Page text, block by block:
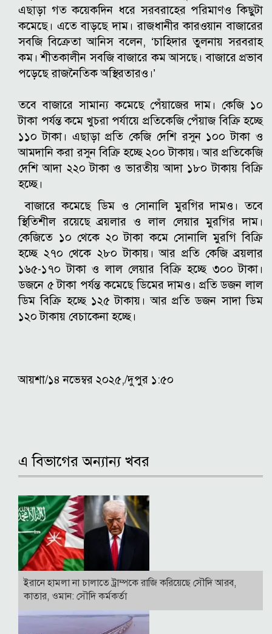
এছাড়া গত কয়েকদিন ধরে সরবরাহের পরিমাণও কিছুটা
কমেছে। এতে বাড়ছে দাম। রাজধানীর কারওয়ান বাজারের
সবজি বিক্রেতা আনিস বলেন, ‘চাহিদার তুলনায় সরবরাহ
কম। শীতকালীন সবজি বাজারে কম আসছে। বাজারে প্রভাব
পড়েছে রাজনৈতিক অস্থিরতারও।’
তবে বাজারে সামান্য কমেছে পেঁয়াজের দাম। কেজি ১০
টাকা পর্যন্ত কমে খুচরা পর্যায়ে প্রতিকেজি পেঁয়াজ বিক্রি হচ্ছে
১১০ টাকা। এছাড়া প্রতি কেজি দেশি রসুন ১০০ টাকা ও
আমদানি করা রসুন বিক্রি হচ্ছে ২০০ টাকায়। আর প্রতিকেজি
দেশি আদা ২২০ টাকা ও ভারতীয় আদা ১৮০ টাকায় বিক্রি
হচ্ছে।
বাজারে কমেছে ডিম ও সোনালি মুরগির দামও। তবে
স্থিতিশীল রয়েছে ব্রয়লার ও লাল লেয়ার মুরগির দাম।
কেজিতে ১০ থেকে ২০ টাকা কমে সোনালি মুরগি বিক্রি
হচ্ছে ২৭০ থেকে ২৮০ টাকায়। আর প্রতি কেজি ব্রয়লার
১৬৫-১৭০ টাকা ও লাল লেয়ার বিক্রি হচ্ছে ৩০০ টাকা।
ডজনে ৫ টাকা পর্যন্ত কমেছে ডিমের দামও। প্রতি ডজন লাল
ডিম বিক্রি হচ্ছে ১২৫ টাকায়। আর প্রতি ডজন সাদা ডিম
১২০ টাকায় বেচাকেনা হচ্ছে।
আয়শা/১৪ নভেম্বর ২০২৫,/দুপুর ১:৫০
এ বিভাগের অন্যান্য খবর
ইরানে হামলা না চালাতে ট্রাম্পকে রাজি করিয়েছে সৌদি আরব,
কাতার, ওমান: সৌদি কর্মকর্তা